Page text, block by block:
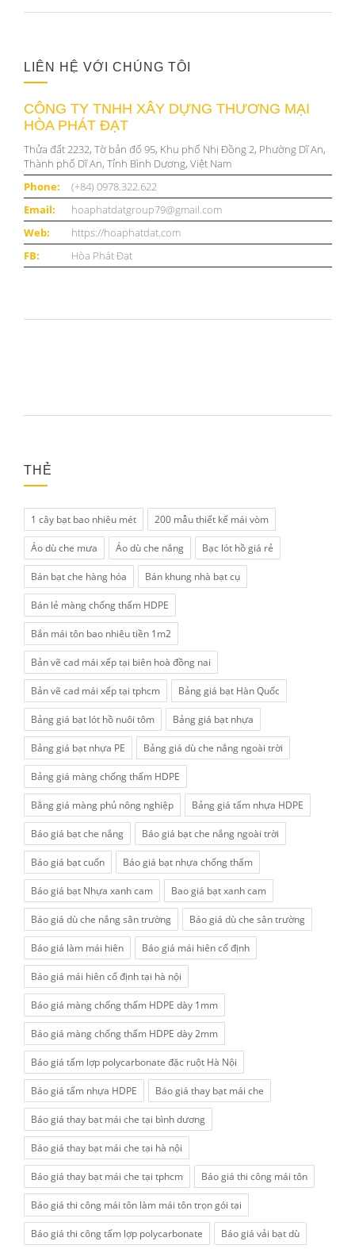
LIÊN HỆ VỚI CHÚNG TÔI
CÔNG TY TNHH XÂY DỰNG THƯƠNG MẠI
HÒA PHÁT ĐẠT
Thửa đất 2232, Tờ bản đố 95, Khu phố Nhị Đồng 2, Phường Dĩ An,
Thành phố Dĩ An, Tỉnh Bình Dương, Việt Nam
Phone:
(+84) 0978.322.622
Email:
hoaphatdatgroup79@gmail.com
Web:
https://hoaphatdat.com
FB:
Hòa Phát Đạt
THẺ
1 cây bạt bao nhiêu mét 200 mẫu thiết kế mái vòm
Áo dù che mưa Áo dù che nắng Bạc lót hồ giá rẻ
Bán bạt che hàng hóa Bán khung nhà bạt cụ
Bán lẻ màng chống thấm HDPE
Bắn mái tôn bao nhiêu tiền 1m2
Bản vẽ cad mái xếp tại biên hoà đồng nai
Bản vẽ cad mái xếp tại tphcm Bảng giá bạt Hàn Quốc
Bảng giá bạt lót hồ nuôi tôm Bảng giá bạt nhựa
Bảng giá bạt nhựa PE Bảng giá dù che nắng ngoài trời
Bảng giá màng chống thấm HDPE
Bằng giá màng phủ nông nghiệp Bảng giá tấm nhựa HDPE
Báo giá bạt che nắng Báo giá bạt che nắng ngoài trời
Báo giá bạt cuốn Báo giá bạt nhựa chống thấm
Báo giá bạt Nhựa xanh cam Bao giá bạt xanh cam
Báo giá dù che nắng sân trường Báo giá dù che sân trường
Báo giá làm mái hiên Báo giá mái hiên cố định
Báo giá mái hiên cố định tại hà nội
Báo giá màng chống thấm HDPE dày 1mm
Báo giá màng chống thấm HDPE dày 2mm
Báo giá tấm lợp polycarbonate đặc ruột Hà Nội
Báo giá tấm nhựa HDPE Báo giá thay bạt mái che
Báo giá thay bạt mái che tại bình dương
Báo giá thay bạt mái che tại hà nội
Báo giá thay bạt mái che tại tphcm Báo giá thi công mái tôn
Báo giá thi công mái tôn làm mái tôn trọn gói tại
Báo giá thi công tấm lợp polycarbonate Báo giá vải bạt dù